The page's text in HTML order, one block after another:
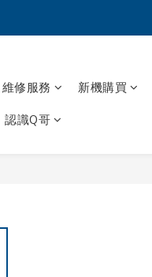
維修服務 新機購買
認識Q哥